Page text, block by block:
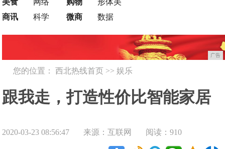
美食
网络
商讯
科学
购物
形体美
微商
数据
广告
您的位置：西北热线首页 >>娱乐
跟我走，打造性价比智能家居
——万能遥控器篇（40—80
2020-03-23 08:56:47 来源：互联网 阅读：910